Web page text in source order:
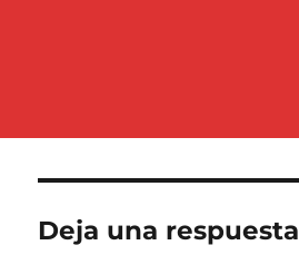
Deja una respuesta